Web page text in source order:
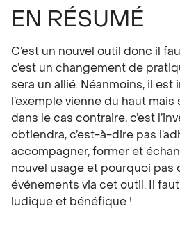
EN RÉSUMÉ
C’est un nouvel outil donc il
c’est un changement de
sera un allié. Néanmoins, il
l’exemple vienne du haut
dans le cas contraire, c’est
obtiendra, c’est-à-dire pas
accompagner, former et
nouvel usage et pourquoi pas
événements via cet outil. Il
ludique et bénéfique !